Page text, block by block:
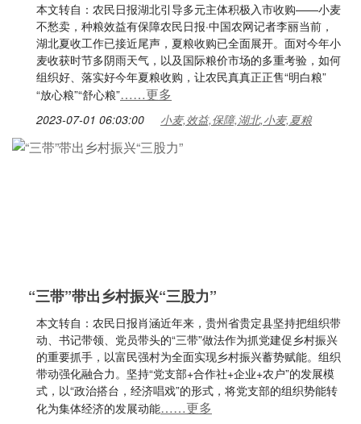
本文转自：农民日报湖北引导多元主体积极入市收购——小麦
不愁卖，种粮效益有保障农民日报·中国农网记者李丽当前，
湖北夏收工作已接近尾声，夏粮收购已全面展开。面对今年小
麦收获时节多阴雨天气，以及国际粮价市场的多重考验，如何
组织好、落实好今年夏粮收购，让农民真真正正售“明白粮”
“放心粮”“舒心粮”……更多
2023-07-01 06:03:00 小麦,效益,保障,湖北,小麦,夏粮
“三带”带出乡村振兴“三股力”
本文转自：农民日报肖涵近年来，贵州省贵定县坚持把组织带
动、书记带领、党员带头的“三带”做法作为抓党建促乡村振兴
的重要抓手，以富民强村为全面实现乡村振兴蓄势赋能。组织
带动强化融合力。坚持“党支部+合作社+企业+农户”的发展模
式，以“政治搭台，经济唱戏”的形式，将党支部的组织势能转
化为集体经济的发展动能……更多